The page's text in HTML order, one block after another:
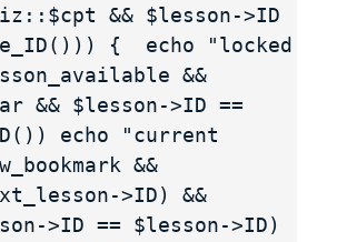
&& $lesson->ID
{  echo "locked
&&
&& $lesson->ID ==
echo "current
&&
>ID) &&
>ID == $lesson->ID)